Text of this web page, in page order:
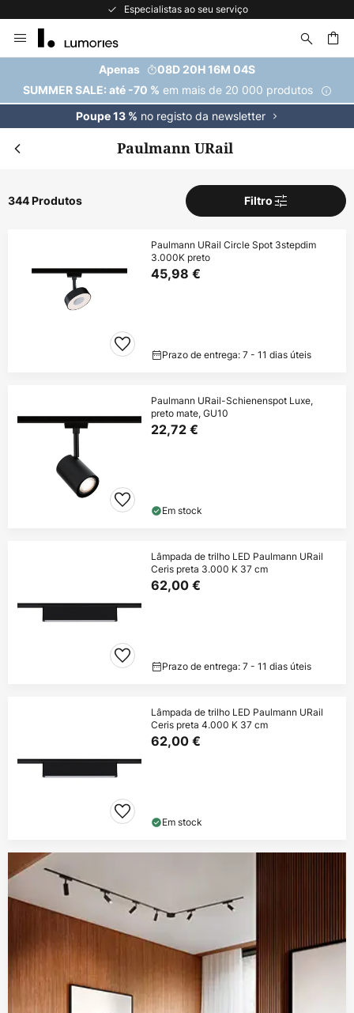
A maior seleção de marcas da Europa
para
Conteúdo
Apenas
08D 20H 16M 03S
SUMMER SALE: até -70 % em mais de 20 000 produtos
Poupe 13 % no registo da newsletter
Paulmann URail
344 Produtos Filtro
Paulmann URail Circle Spot 3stepdim
3.000K preto
45,98 €
Prazo de entrega: 7 - 11 dias úteis
Paulmann URail-Schienenspot Luxe,
preto mate, GU10
22,72 €
Em stock
Lâmpada de trilho LED Paulmann URail
Ceris preta 3.000 K 37 cm
62,00 €
Prazo de entrega: 7 - 11 dias úteis
Lâmpada de trilho LED Paulmann URail
Ceris preta 4.000 K 37 cm
62,00 €
Em stock